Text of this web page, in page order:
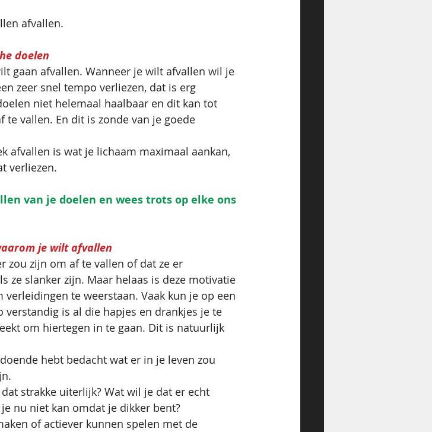
afvallen.
doelen
gaan afvallen. Wanneer je wilt afvallen wil je
zeer snel tempo verliezen, dat is erg
niet helemaal haalbaar en dit kan tot
vallen. En dit is zonde van je goede
afvallen is wat je lichaam maximaal aankan,
verliezen.
van je doelen en wees trots op elke ons
je wilt afvallen
zou zijn om af te vallen of dat ze er
ze slanker zijn. Maar helaas is deze motivatie
te weerstaan. Vaak kun je op een
is al die hapjes en drankjes je te
om hiertegen in te gaan. Dit is natuurlijk
hebt bedacht wat er in je leven zou
strakke uiterlijk? Wat wil je dat er echt
nu niet kan omdat je dikker bent?
of actiever kunnen spelen met de